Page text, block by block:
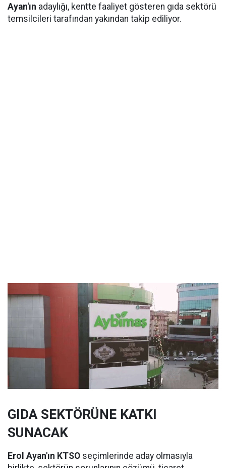
Ayan'ın adaylığı, kentte faaliyet gösteren gıda sektörü
temsilcileri tarafından yakından takip ediliyor.
GIDA SEKTÖRÜNE KATKI
SUNACAK
Erol Ayan'ın KTSO seçimlerinde aday olmasıyla